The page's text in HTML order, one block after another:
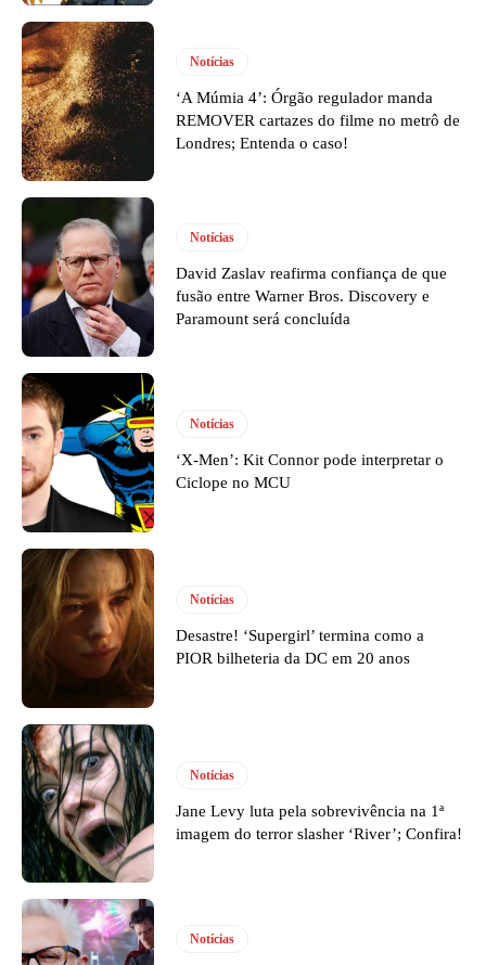
Notícias
‘A Múmia 4’: Órgão regulador manda
REMOVER cartazes do filme no metrô de
Londres; Entenda o caso!
Notícias
David Zaslav reafirma confiança de que
fusão entre Warner Bros. Discovery e
Paramount será concluída
Notícias
‘X-Men’: Kit Connor pode interpretar o
Ciclope no MCU
Notícias
Desastre! ‘Supergirl’ termina como a
PIOR bilheteria da DC em 20 anos
Notícias
Jane Levy luta pela sobrevivência na 1ª
imagem do terror slasher ‘River’; Confira!
Notícias